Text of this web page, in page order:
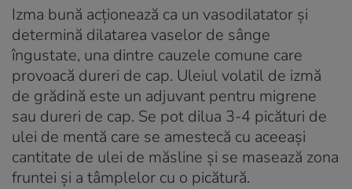
Izma bună acționează ca un vasodilatator și
determină dilatarea vaselor de sânge
îngustate, una dintre cauzele comune care
provoacă dureri de cap. Uleiul volatil de izmă
de grădină este un adjuvant pentru migrene
sau dureri de cap. Se pot dilua 3-4 picături de
ulei de mentă care se amestecă cu aceeași
cantitate de ulei de măsline și se masează zona
fruntei și a tâmplelor cu o picătură.